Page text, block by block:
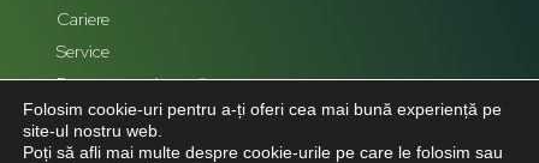
Cariere
Service
Reprezentanți zonali
Hartă Site
Folosim cookie-uri pentru a-ți oferi cea mai bună experiență pe
site-ul nostru web.
Poți să afli mai multe despre cookie-urile pe care le folosim sau